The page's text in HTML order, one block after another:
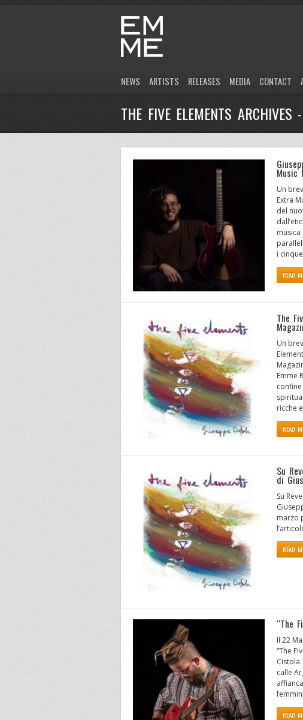
NEWS ARTISTS RELEASES MEDIA CONTACT
THE FIVE ELEMENTS ARCHIVES
Music
Un
Extra
del
i
READ
The
Un
Emme
ricche
READ
Su
di
Su
marzo
READ
“The
Il 22
“The
calle
READ